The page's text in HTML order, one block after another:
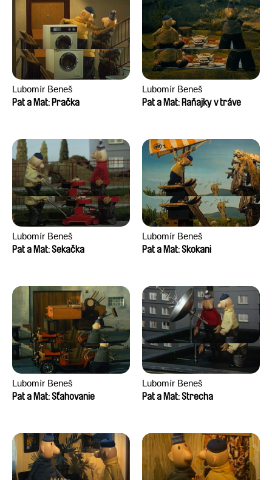
Lubomír Beneš
Pat a Mat: Pračka
Lubomír Beneš
Pat a Mat: Raňajky v tráve
Lubomír Beneš
Pat a Mat: Sekačka
Lubomír Beneš
Pat a Mat: Skokani
Lubomír Beneš
Pat a Mat: Sťahovanie
Lubomír Beneš
Pat a Mat: Strecha